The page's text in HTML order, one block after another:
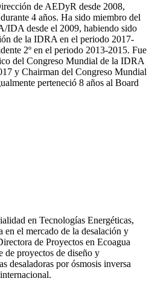
de AEDyR desde 2008,
4 años. Ha sido miembro del
IDA desde el 2009, habiendo sido
de la IDRA en el periodo 2017-
2º en el periodo 2013-2015. Fue
del Congreso Mundial de la IDRA
y Chairman del Congreso Mundial
perteneció 8 años al Board
en Tecnologías Energéticas,
en el mercado de la desalación y
de Proyectos en Ecoagua
de proyectos de diseño y
desaladoras por ósmosis inversa